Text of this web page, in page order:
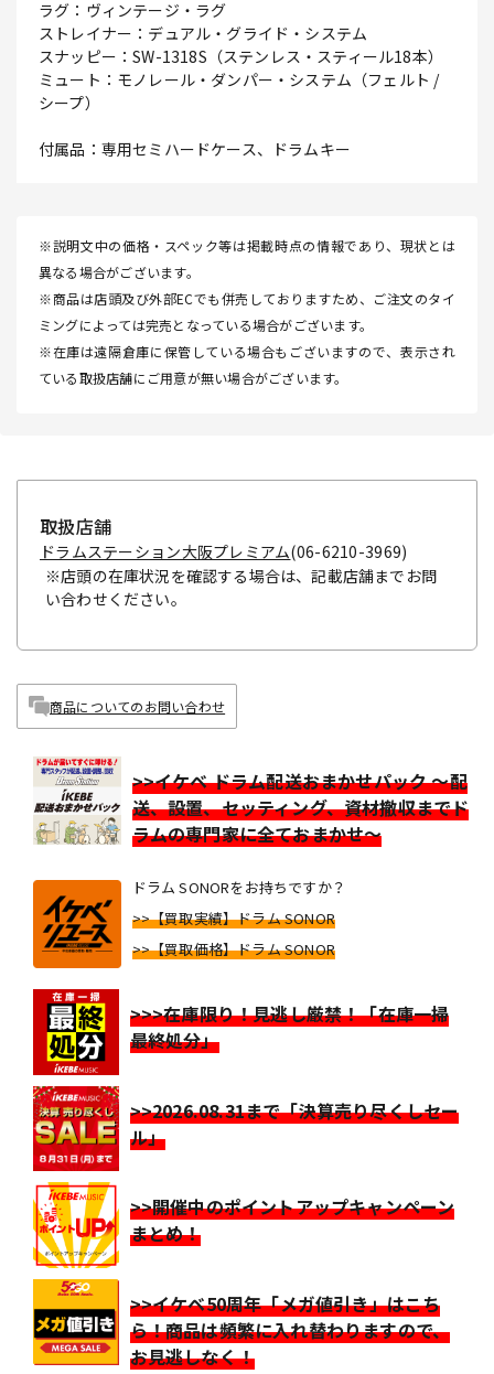
ラグ：ヴィンテージ・ラグ
ストレイナー：デュアル・グライド・システム
スナッピー：SW-1318S（ステンレス・スティール18本）
ミュート：モノレール・ダンパー・システム（フェルト /
シープ）
付属品：専用セミハードケース、ドラムキー
※説明文中の価格・スペック等は掲載時点の情報であり、現状とは
異なる場合がございます。
※商品は店頭及び外部ECでも併売しておりますため、ご注文のタイ
ミングによっては完売となっている場合がございます。
※在庫は遠隔倉庫に保管している場合もございますので、表示され
ている取扱店舗にご用意が無い場合がございます。
取扱店舗
ドラムステーション大阪プレミアム(06-6210-3969)
※店頭の在庫状況を確認する場合は、記載店舗までお問
い合わせください。
商品についてのお問い合わせ
>>イケベ ドラム配送おまかせパック ～配
送、設置、セッティング、資材撤収までド
ラムの専門家に全ておまかせ～
ドラム SONORをお持ちですか？
>>【買取実績】ドラム SONOR
>>【買取価格】ドラム SONOR
>>>在庫限り！見逃し厳禁！「在庫一掃
最終処分」
>>2026.08.31まで「決算売り尽くしセー
ル」
>>開催中のポイントアップキャンペーン
まとめ！
>>イケベ50周年「メガ値引き」はこち
ら！商品は頻繁に入れ替わりますので、
お見逃しなく！